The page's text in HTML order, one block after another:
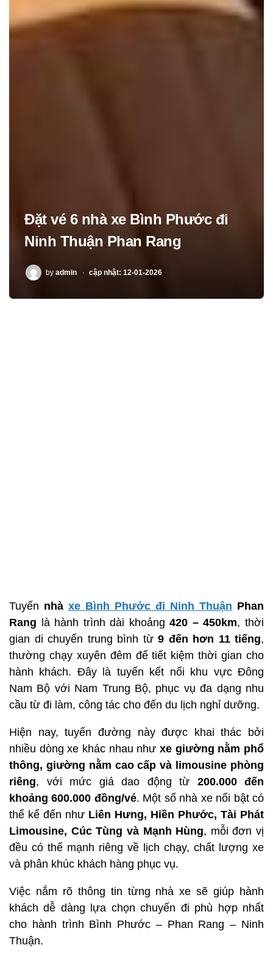
Đặt vé 6 nhà xe Bình Phước đi
Ninh Thuận Phan Rang
POSTED
by admin cập nhật: 12-01-2026
Tuyến nhà xe Bình Phước đi Ninh Thuận Phan
Rang là hành trình dài khoảng420 – 450km, thời
gian di chuyển trung bình từ 9 đến hơn 11 tiếng,
thường chạy xuyên đêm để tiết kiệm thời gian cho
hành khách. Đây là tuyến kết nối khu vực Đông
Nam Bộ với Nam Trung Bộ, phục vụ đa dạng nhu
cầu từ đi làm, công tác cho đến du lịch nghỉ dưỡng.
Hiện nay, tuyến đường này được khai thác bởi
nhiều dòng xe khác nhau như xe giường nằm phổ
thông, giường nằm cao cấp và limousine phòng
riêng, với mức giá dao động từ 200.000 đến
khoảng 600.000 đồng/vé. Một số nhà xe nổi bật có
thể kể đến như Liên Hưng, Hiền Phước, Tài Phát
Limousine, Cúc Tùng và Mạnh Hùng, mỗi đơn vị
đều có thế mạnh riêng về lịch chạy, chất lượng xe
và phân khúc khách hàng phục vụ.
Việc nắm rõ thông tin từng nhà xe sẽ giúp hành
khách dễ dàng lựa chọn chuyến đi phù hợp nhất
cho hành trình Bình Phước – Phan Rang – Ninh
Thuận.